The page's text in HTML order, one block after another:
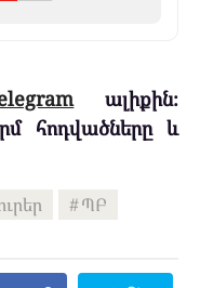
ալիքին։
հոդվածները և
ՊԲ